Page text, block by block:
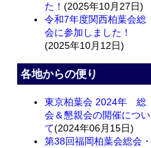
た！ (2025年10月27日)
令和7年度関西柏葉会総
会に参加しました！
(2025年10月12日)
各地からの便り
東京柏葉会 2024年 総
会＆懇親会の開催につい
て(2024年06月15日)
第38回福岡柏葉会総会・